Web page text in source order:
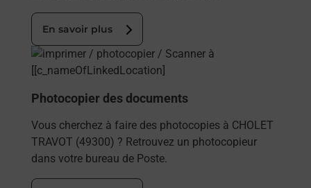
En savoir plus
En savoir plus
Photocopier des documents
Vous cherchez à faire des photocopies à CHOLET
TRAVOT (49300) ? Retrouvez un photocopieur
dans votre bureau de Poste.